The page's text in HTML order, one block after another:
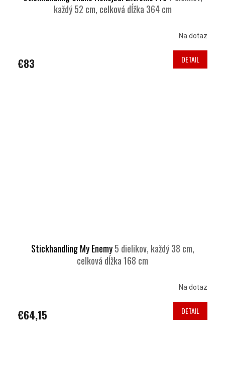
každý 52 cm, celková dĺžka 364 cm
Na dotaz
€83 DETAIL
Stickhandling My Enemy5 dielikov, každý 38 cm,
celková dĺžka 168 cm
Na dotaz
€64,15 DETAIL